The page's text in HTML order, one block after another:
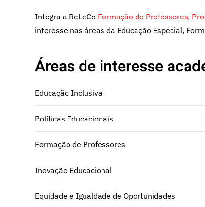
Integra a ReLeCo Formação de Professores,
interesse nas áreas da Educação Especial,
Áreas de interesse
Educação Inclusiva
Políticas Educacionais
Formação de Professores
Inovação Educacional
Equidade e Igualdade de Oportunidades